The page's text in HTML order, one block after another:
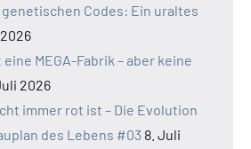
Codes: Ein uraltes
MEGA-Fabrik – aber keine
2026
immer rot ist – Die Evolution
des Lebens #03 8. Juli